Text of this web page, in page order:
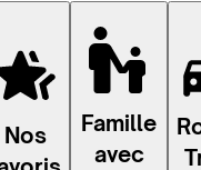
Nos
Famille
avec